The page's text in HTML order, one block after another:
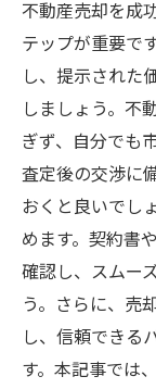
不動産売却を成
テップが重要で
し、提示された
しましょう。不
ぎず、自分でも
査定後の交渉に
おくと良いでし
めます。契約書
確認し、スムー
う。さらに、売
し、信頼できる
す。本記事では